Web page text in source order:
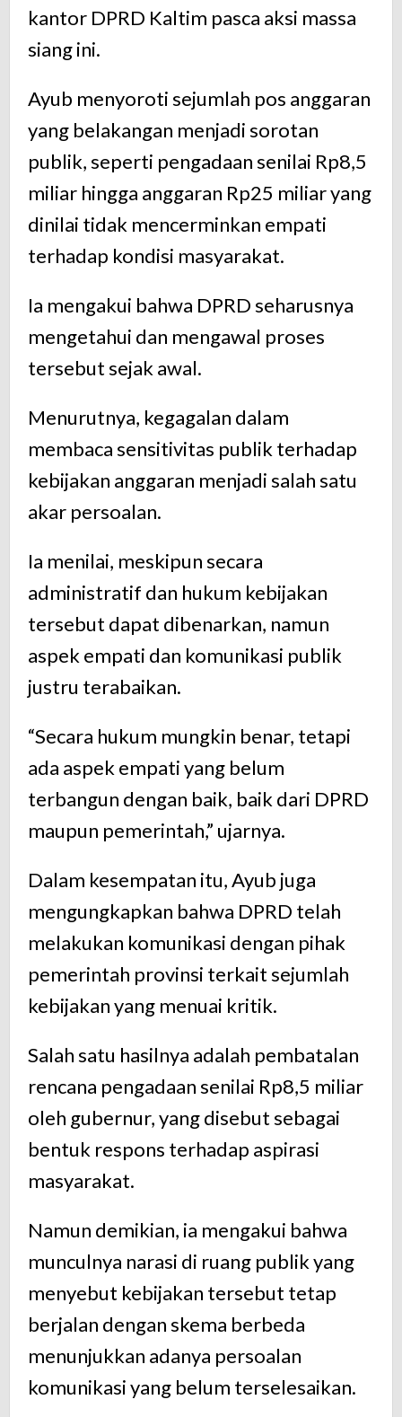
kantor DPRD Kaltim pasca aksi massa
siang ini.
Ayub menyoroti sejumlah pos anggaran
yang belakangan menjadi sorotan
publik, seperti pengadaan senilai Rp8,5
miliar hingga anggaran Rp25 miliar yang
dinilai tidak mencerminkan empati
terhadap kondisi masyarakat.
Ia mengakui bahwa DPRD seharusnya
mengetahui dan mengawal proses
tersebut sejak awal.
Menurutnya, kegagalan dalam
membaca sensitivitas publik terhadap
kebijakan anggaran menjadi salah satu
akar persoalan.
Ia menilai, meskipun secara
administratif dan hukum kebijakan
tersebut dapat dibenarkan, namun
aspek empati dan komunikasi publik
justru terabaikan.
“Secara hukum mungkin benar, tetapi
ada aspek empati yang belum
terbangun dengan baik, baik dari DPRD
maupun pemerintah,” ujarnya.
Dalam kesempatan itu, Ayub juga
mengungkapkan bahwa DPRD telah
melakukan komunikasi dengan pihak
pemerintah provinsi terkait sejumlah
kebijakan yang menuai kritik.
Salah satu hasilnya adalah pembatalan
rencana pengadaan senilai Rp8,5 miliar
oleh gubernur, yang disebut sebagai
bentuk respons terhadap aspirasi
masyarakat.
Namun demikian, ia mengakui bahwa
munculnya narasi di ruang publik yang
menyebut kebijakan tersebut tetap
berjalan dengan skema berbeda
menunjukkan adanya persoalan
komunikasi yang belum terselesaikan.